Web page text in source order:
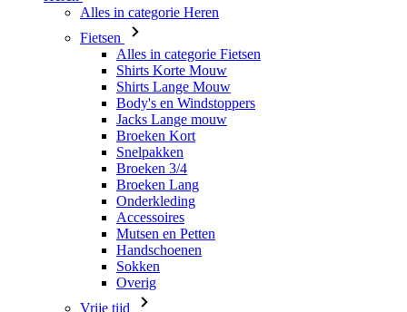
Shirts Lange Mouw
Body's en Windstoppers
Jacks Lange mouw
Broeken Kort
Snelpakken
Broeken 3/4
Broeken Lang
Onderkleding
Accessoires
Mutsen en Petten
Handschoenen
Sokken
Overig
Vrije tijd
Alles in categorie Vrije tijd
T-shirts
Hoodie
Mutsen en Petten